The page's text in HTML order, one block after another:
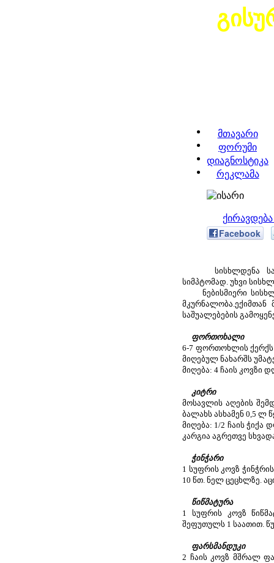
მთავარი
ფორუმი
დიაგნოსტიკა
რეკლამა
Facebook
სისხლდენა
სიმპტომად. უხვი
ნებისმიერი
საშუალებების
ფორთოხალი
6-7 ფორთოხლის ქერქს
მიღებულ ნახარშს
მიღება: 4 ჩაის კოვზი
კიტრი
მოსავლის აღების
ბალახს ასხამენ 0,5 ლ
მიღება: 1/2 ჩაის
კარგია აგრეთვე
ჭინჭარი
1 სუფრის კოვზ
10 წთ. ნელ ცეცხლზე.
წიწმატურა
1 სუფრის კოვზ
შეფუთულს 1 საათით.
ფარსმანდუკი
2 ჩაის კოვზ მშრალ